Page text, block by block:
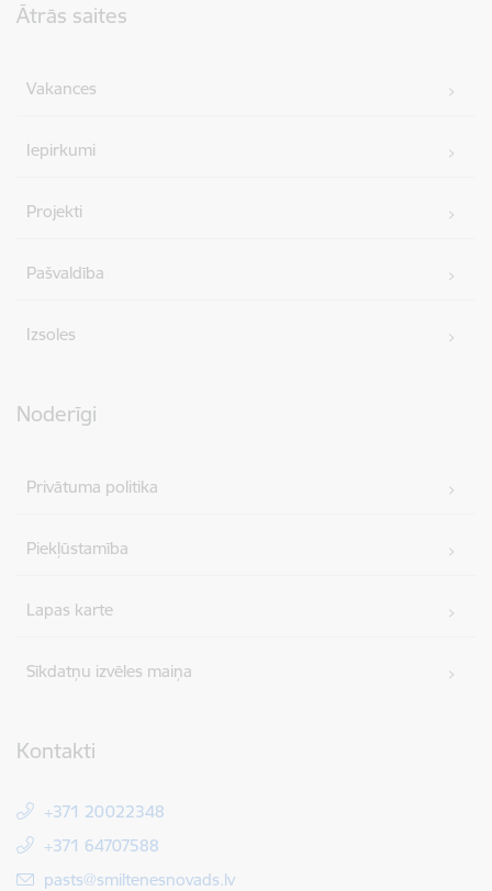
Ātrās saites
Vakances
Iepirkumi
Projekti
Pašvaldība
Izsoles
Noderīgi
Privātuma politika
Piekļūstamība
Lapas karte
Sīkdatņu izvēles maiņa
Kontakti
+371 20022348
+371 64707588
E-pasts:
pasts@smiltenesnovads.lv